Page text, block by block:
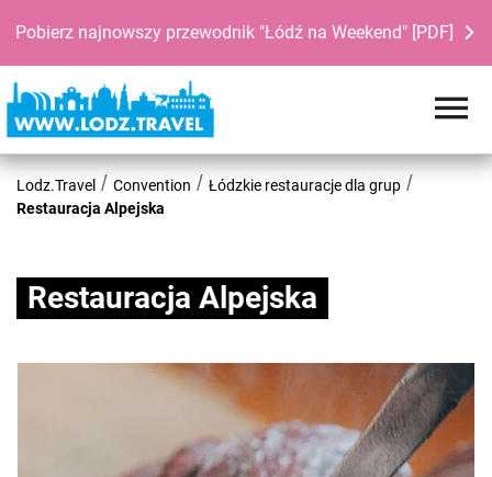
Pobierz najnowszy przewodnik "Łódź na Weekend" [PDF]
Lodz.Travel Convention
Łódzkie restauracje dla grup
Restauracja Alpejska
Restauracja Alpejska